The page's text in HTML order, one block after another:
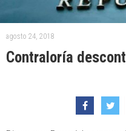
agosto 24, 2018
Contraloría